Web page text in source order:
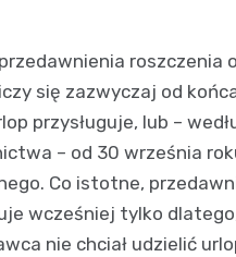
roszczenia
się zazwyczaj od
przysługuje, lub –
– od 30 września
Co istotne,
wcześniej tylko
nie chciał udzielić